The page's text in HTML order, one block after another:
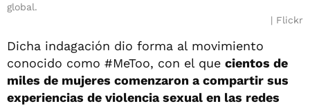
global.
Flickr
Dicha indagación dio forma al movimiento
conocido como #MeToo, con el que cientos de
miles de mujeres comenzaron a compartir sus
experiencias de violencia sexual en las redes